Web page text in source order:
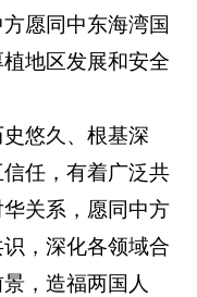
愿同中东海湾国
地区发展和安全
悠久、根基深
任，有着广泛共
关系，愿同中方
，深化各领域合
，造福两国人